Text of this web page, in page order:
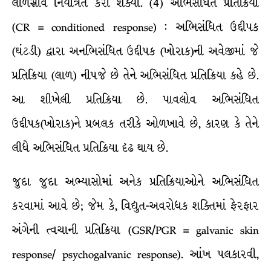
(CR = conditioned response) : અભિસંધિત ઉદ્દીપક
(ઘંટડી) દ્વારા અનભિસંધિત ઉદ્દીપક (ખોરાક)ની અવેજીમાં જે
પ્રતિક્રિયા (લાળ) નીપજે છે તેને અભિસંધિત પ્રતિક્રિયા કહે છે.
આ શીખેલી પ્રતિક્રિયા છે. પાવલોવ અભિસંધિત
ઉદ્દીપક(ખોરાક)ને પ્રબલક તરીકે ઓળખાવે છે, કારણ કે તેને
લીધે અભિસંધિત પ્રતિક્રિયા દૃઢ થાય છે.
જુદા જુદા અભ્યાસોમાં અનેક પ્રતિક્રિયાઓને અભિસંધિત
કરવામાં આવે છે; જેમ કે, વિદ્યુત-અવરોધક શક્તિમાં ફેરફાર
અંગેની ત્વચાની પ્રતિક્રિયા (GSR/PGR = galvanic skin
response/ psychogalvanic response). આંખ પલકારવી,